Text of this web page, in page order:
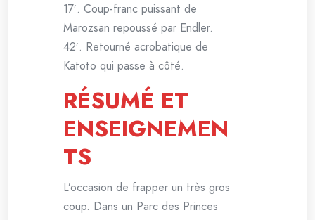
17′. Coup-franc puissant de
Marozsan repoussé par Endler.
42′. Retourné acrobatique de
Katoto qui passe à côté.
RÉSUMÉ ET
ENSEIGNEMEN
TS
L’occasion de frapper un très gros
coup. Dans un Parc des Princes